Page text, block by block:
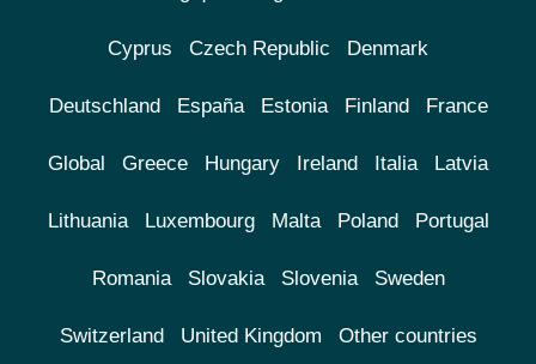
Cyprus Czech Republic Denmark
Deutschland España Estonia Finland France
Global Greece Hungary Ireland Italia Latvia
Lithuania Luxembourg Malta Poland Portugal
Romania Slovakia Slovenia Sweden
Switzerland United Kingdom Other countries